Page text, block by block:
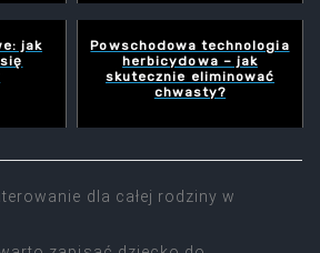
jak
Powschodowa technologia
herbicydowa – jak
skutecznie eliminować
chwasty?
dla całej rodziny w